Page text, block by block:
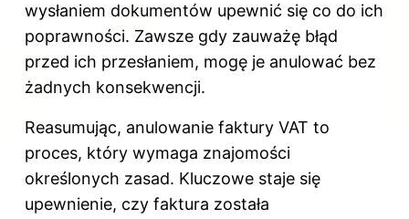
wysłaniem dokumentów upewnić się co do ich
poprawności. Zawsze gdy zauważę błąd
przed ich przesłaniem, mogę je anulować bez
żadnych konsekwencji.
Reasumując, anulowanie faktury VAT to
proces, który wymaga znajomości
określonych zasad. Kluczowe staje się
upewnienie, czy faktura została